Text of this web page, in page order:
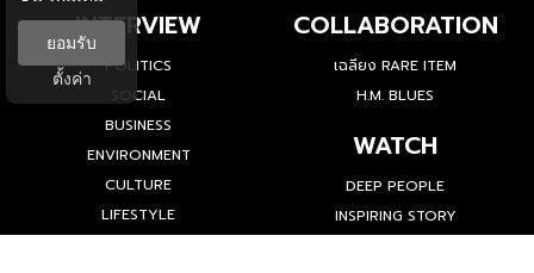
INTERVIEW
POLITICS
SOCIAL
BUSINESS
ENVIRONMENT
CULTURE
LIFESTYLE
COLLABORATION
เฉลียง RARE ITEM
H.M. BLUES
WATCH
DEEP PEOPLE
INSPIRING STORY
ยอมรับ
ตั้งค่า